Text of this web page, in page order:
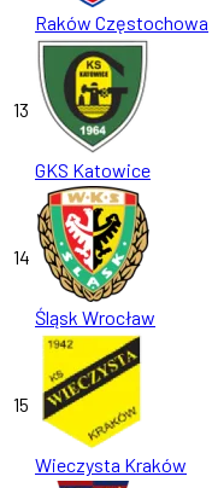
Raków Częstochowa
13
GKS Katowice
14
Śląsk Wrocław
15
Wieczysta Kraków